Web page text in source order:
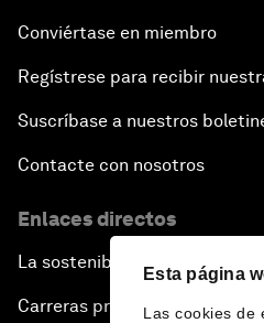
Esta página
Las cookies de
Conviértase en miembro
Regístrese para recibir
Suscríbase a nuestros
Contacte con nosotros
Enlaces directos
La sostenibilidad en el Foro
Carreras profesionales